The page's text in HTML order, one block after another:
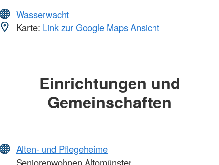
Wasserwacht
Karte: Link zur Google Maps Ansicht
Einrichtungen und
Gemeinschaften
Alten- und Pflegeheime
Seniorenwohnen Altomünster